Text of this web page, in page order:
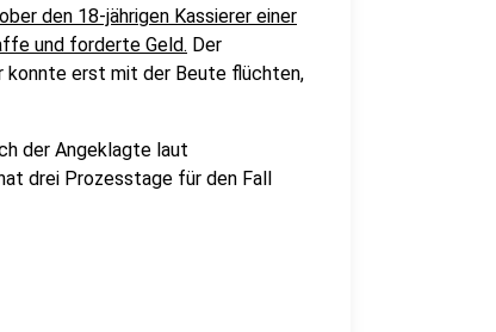
den 18-jährigen Kassierer einer
und forderte Geld. Der
konnte erst mit der Beute flüchten,
der Angeklagte laut
drei Prozesstage für den Fall